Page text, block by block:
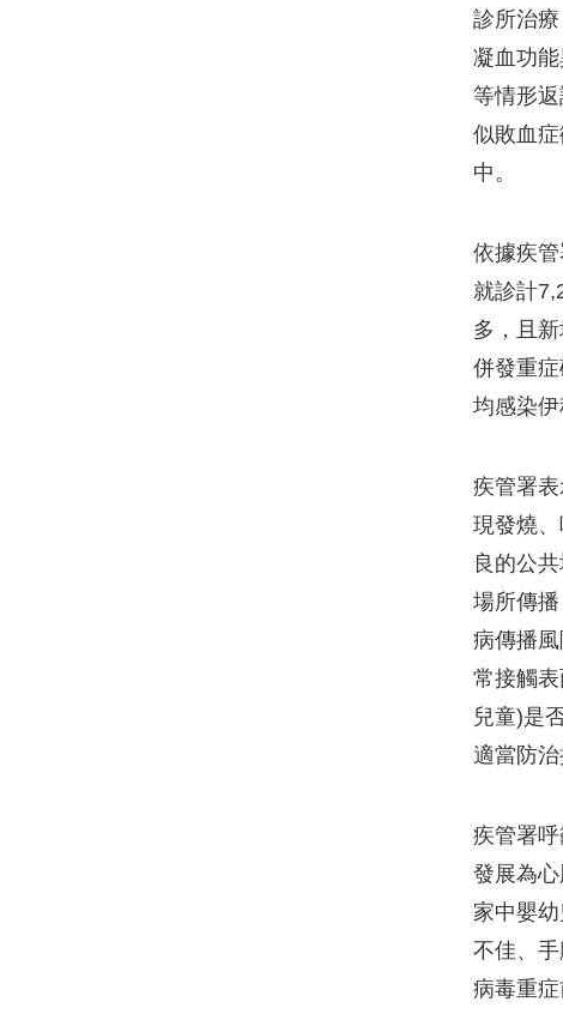
診所治
凝血功
等情形
似敗血
中。
依據疾
就診計
多，且
併發重
均感染伊
疾管署
現發燒
良的公
場所傳
病傳播
常接觸
兒童)是
適當防治
疾管署
發展為
家中嬰
不佳、
病毒重